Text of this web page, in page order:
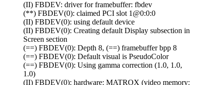
(II) FBDEV: driver for framebuffer: fbdev
(**) FBDEV(0): claimed PCI slot 1@0:0:0
(II) FBDEV(0): using default device
(II) FBDEV(0): Creating default Display subsection in
Screen section
(==) FBDEV(0): Depth 8, (==) framebuffer bpp 8
(==) FBDEV(0): Default visual is PseudoColor
(==) FBDEV(0): Using gamma correction (1.0, 1.0,
1.0)
(II) FBDEV(0): hardware: MATROX (video memory: